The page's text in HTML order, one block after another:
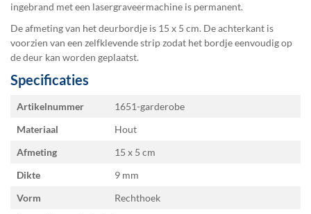
ingebrand met een lasergraveermachine is permanent.
De afmeting van het deurbordje is 15 x 5 cm. De achterkant is
voorzien van een zelfklevende strip zodat het bordje eenvoudig op
de deur kan worden geplaatst.
Specificaties
Specificaties
Artikelnummer
1651-garderobe
Materiaal
Hout
Afmeting
15 x 5
Dikte
9 mm
Vorm
Rechthoek